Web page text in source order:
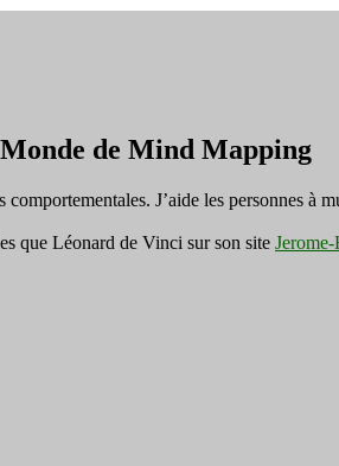
de Mind Mapping
J’aide les personnes à
que Léonard de Vinci sur son site